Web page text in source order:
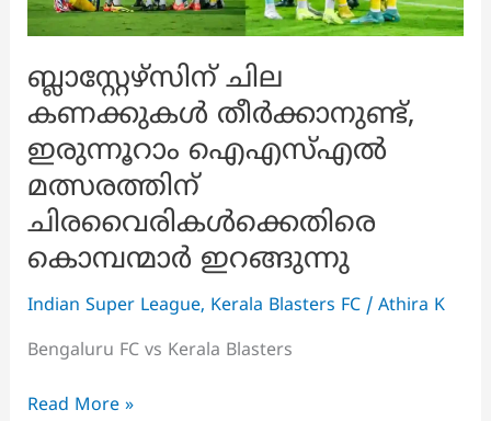
ബ്ലാസ്റ്റേഴ്‌സിന് ചില
കണക്കുകൾ തീർക്കാനുണ്ട്,
ഇരുന്നൂറാം ഐഎസ്എൽ
മത്സരത്തിന്
ചിരവൈരികൾക്കെതിരെ
കൊമ്പന്മാർ ഇറങ്ങുന്നു
Indian Super League, Kerala Blasters FC/ Athira K
Bengaluru FC vs Kerala Blasters
ബ്ലാസ്റ്റേഴ്‌സിന്
Read More »